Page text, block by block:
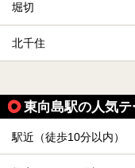
堀切
北千住
東向島駅の人気
駅近（徒歩10分以内）